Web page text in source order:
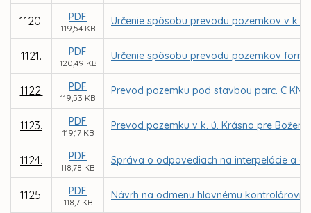
1120. PDF
119,54 KB
Určenie spôsobu prevodu pozemkov v k.
1121. PDF
120,49 KB
Určenie spôsobu prevodu pozemkov
1122. PDF
119,53 KB
Prevod pozemku pod stavbou parc. C KN
1123. PDF
119,17 KB
Prevod pozemku v k. ú. Krásna pre
1124. PDF
118,78 KB
Správa o odpovediach na interpelácie a
1125. PDF
118,7 KB
Návrh na odmenu hlavnému kontrolórovi